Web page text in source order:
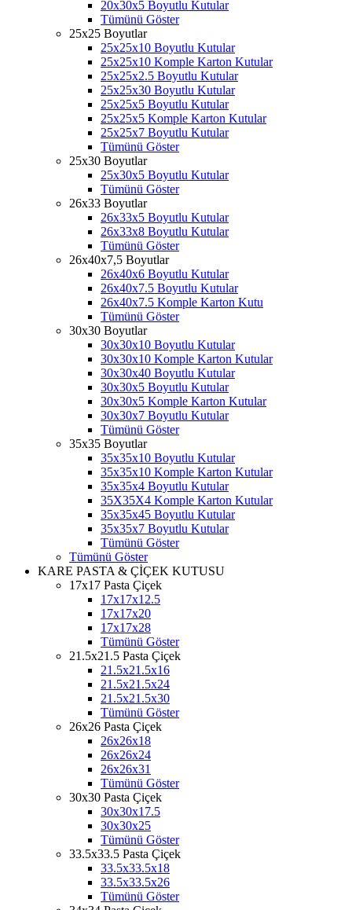
20x30x5 Boyutlu Kutular
Tümünü Göster
25x25 Boyutlar
25x25x10 Boyutlu Kutular
25x25x10 Komple Karton Kutular
25x25x2.5 Boyutlu Kutular
25x25x30 Boyutlu Kutular
25x25x5 Boyutlu Kutular
25x25x5 Komple Karton Kutular
25x25x7 Boyutlu Kutular
Tümünü Göster
25x30 Boyutlar
25x30x5 Boyutlu Kutular
Tümünü Göster
26x33 Boyutlar
26x33x5 Boyutlu Kutular
26x33x8 Boyutlu Kutular
Tümünü Göster
26x40x7,5 Boyutlar
26x40x6 Boyutlu Kutular
26x40x7.5 Boyutlu Kutular
26x40x7.5 Komple Karton Kutu
Tümünü Göster
30x30 Boyutlar
30x30x10 Boyutlu Kutular
30x30x10 Komple Karton Kutular
30x30x40 Boyutlu Kutular
30x30x5 Boyutlu Kutular
30x30x5 Komple Karton Kutular
30x30x7 Boyutlu Kutular
Tümünü Göster
35x35 Boyutlar
35x35x10 Boyutlu Kutular
35x35x10 Komple Karton Kutular
35x35x4 Boyutlu Kutular
35X35X4 Komple Karton Kutular
35x35x45 Boyutlu Kutular
35x35x7 Boyutlu Kutular
Tümünü Göster
Tümünü Göster
KARE PASTA & ÇİÇEK KUTUSU
17x17 Pasta Çiçek
17x17x12.5
17x17x20
17x17x28
Tümünü Göster
21.5x21.5 Pasta Çiçek
21.5x21.5x16
21.5x21.5x24
21.5x21.5x30
Tümünü Göster
26x26 Pasta Çiçek
26x26x18
26x26x24
26x26x31
Tümünü Göster
30x30 Pasta Çiçek
30x30x17.5
30x30x25
Tümünü Göster
33.5x33.5 Pasta Çiçek
33.5x33.5x18
33.5x33.5x26
Tümünü Göster